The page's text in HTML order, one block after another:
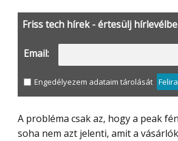
Friss tech hírek - értesülj
Email:
Engedélyezem adataim tárolását
A probléma csak az, hogy a peak fényerő szinte
soha nem azt jelenti, amit a